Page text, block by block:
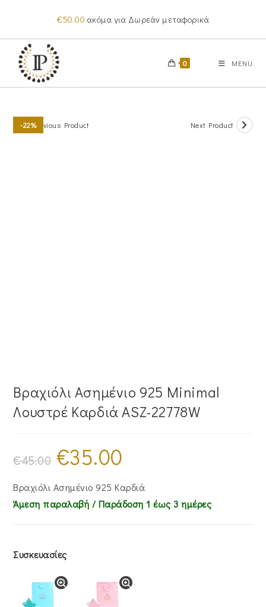
content
€50.00 ακόμα για Δωρεάν μεταφορικά
0 MENU
-22%Previous Product Next Product
Βραχιόλι Ασημένιο 925 Minimal
Λουστρέ Καρδιά ASZ-22778W
€45.00
Original
price
was:
€35.00
€35.00.
Βραχιόλι Ασημένιο 925 Καρδιά
Άμεση παραλαβή / Παράδoση 1 έως 3 ημέρες
Συσκευασίες